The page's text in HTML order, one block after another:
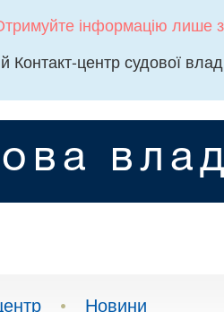
інформацію лише
Контакт-центр судової
• Новини